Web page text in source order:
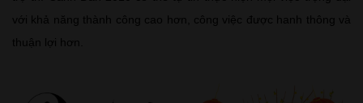
với khả năng thành công cao hơn, công việc được hanh thông và
thuận lợi hơn.